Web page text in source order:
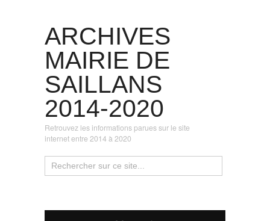
ARCHIVES
MAIRIE DE
SAILLANS
2014-2020
Retrouvez les informations parues sur le site
internet entre 2014 à 2020